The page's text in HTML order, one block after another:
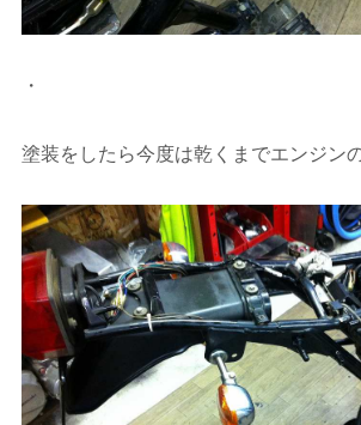
・
塗装をしたら今度は乾くまでエンジン